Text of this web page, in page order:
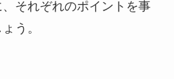
それぞれのポイントを事
う。